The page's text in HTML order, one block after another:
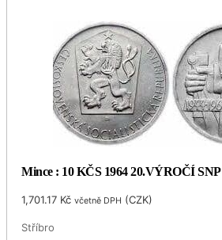
Mince : 10 KČS 1964 20.VÝROČÍ SNP
1,701.17 Kč včetně DPH (CZK)
Stříbro